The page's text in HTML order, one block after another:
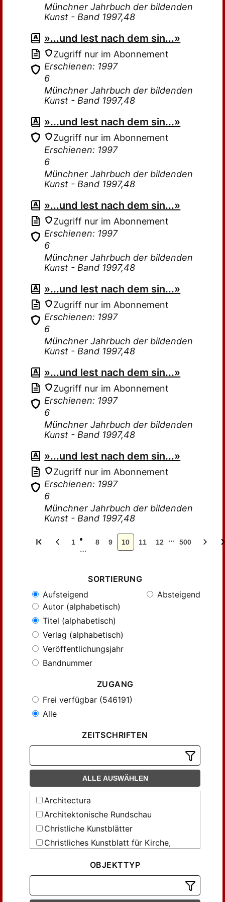
Münchner Jahrbuch der bildenden
Kunst - Band 1997,48
»...und lest nach dem sin...»
Zugriff nur im Abonnement
Erschienen: 1997
6
Münchner Jahrbuch der bildenden
Kunst - Band 1997,48
»...und lest nach dem sin...»
Zugriff nur im Abonnement
Erschienen: 1997
6
Münchner Jahrbuch der bildenden
Kunst - Band 1997,48
»...und lest nach dem sin...»
Zugriff nur im Abonnement
Erschienen: 1997
6
Münchner Jahrbuch der bildenden
Kunst - Band 1997,48
»...und lest nach dem sin...»
Zugriff nur im Abonnement
Erschienen: 1997
6
Münchner Jahrbuch der bildenden
Kunst - Band 1997,48
»...und lest nach dem sin...»
Zugriff nur im Abonnement
Erschienen: 1997
6
Münchner Jahrbuch der bildenden
Kunst - Band 1997,48
»...und lest nach dem sin...»
Zugriff nur im Abonnement
Erschienen: 1997
6
Münchner Jahrbuch der bildenden
Kunst - Band 1997,48
1
…
8 9 10 11 12 … 500
SORTIERUNG
Aufsteigend
Absteigend
Autor (alphabetisch)
Titel (alphabetisch)
Verlag (alphabetisch)
Veröffentlichungsjahr
Bandnummer
ZUGANG
Frei verfügbar (546191)
Alle
ZEITSCHRIFTEN
ALLE AUSWÄHLEN
Architectura
Architektonische Rundschau
Christliche Kunstblätter
Christliches Kunstblatt für Kirche,
Chronik für vervielfältigende Kunst
Das Kunstgewerbe in Elsaß-Lothringen
OBJEKTTYP